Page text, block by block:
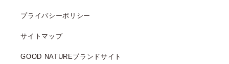
プライバシーポリシー
サイトマップ
GOOD NATUREブランドサイト